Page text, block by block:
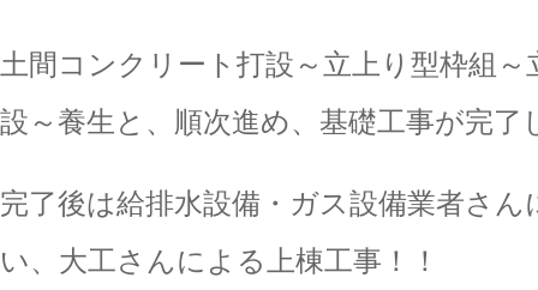
土間コンクリート打設～立上り型枠組
設～養生と、順次進め、基礎工事が完了
完了後は給排水設備・ガス設備業者さ
い、大工さんによる上棟工事！！